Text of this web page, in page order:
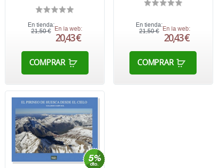
En tienda:
21,50 € En la web:
20,43 €
COMPRAR
En tienda:
21,50 €
En la web:
20,43 €
COMPRAR